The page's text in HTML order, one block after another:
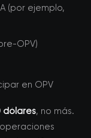
(por ejemplo,
OPV)
en OPV
dólares, no más.